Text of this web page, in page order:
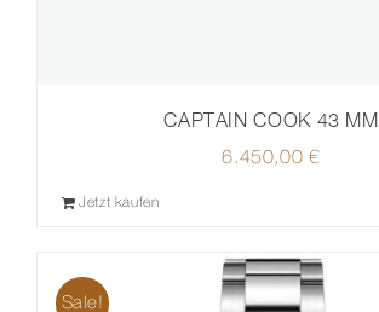
CAPTAIN COOK 43 MM
6.450,00€
Jetzt kaufen
Sale!